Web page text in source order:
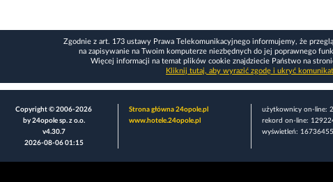
Zgodnie z art. 173 ustawy Prawa Telekomunikacyjnego informujemy, że
na zapisywanie na Twoim komputerze niezbędnych do jej poprawnego
Więcej informacji na temat plików cookie znajdziecie Państwo na
Kliknij tutaj, aby wyrazić zgodę i ukryć
Copyright © 2006-2026
by 24opole sp. z o.o.
v4.30.7
2026-08-06 01:15
Strona główna 24opole.pl
www.hotele.24opole.pl
użytkownicy on-line:
rekord on-line:
wyświetleń: